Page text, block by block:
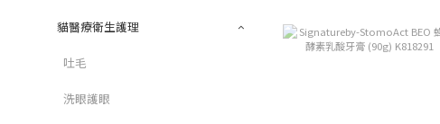
貓醫療衛生護理
吐毛
洗眼護眼